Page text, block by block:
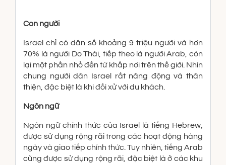
Con người
Israel chỉ có dân số khoảng 9 triệu người và hơn
70% là người Do Thái, tiếp theo là người Arab, còn
lại một phần nhỏ đến từ khắp nơi trên thế giới. Nhìn
chung người dân Israel rất năng động và thân
thiện, đặc biệt là khi đối xử với du khách.
Ngôn ngữ
Ngôn ngữ chính thức của Israel là tiếng Hebrew,
được sử dụng rộng rãi trong các hoạt động hàng
ngày và giao tiếp chính thức. Tuy nhiên, tiếng Arab
cũng được sử dụng rộng rãi, đặc biệt là ở các khu